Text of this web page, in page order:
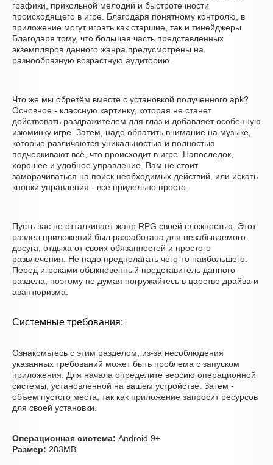
графики, прикольной мелодии и быстротечности
происходящего в игре. Благодаря понятному контролю, в
приложение могут играть как старшие, так и тинейджеры.
Благодаря тому, что большая часть представленных
экземпляров данного жанра предусмотрены на
разнообразную возрастную аудиторию.
Что же мы обретём вместе с установкой полученного apk?
Основное - классную картинку, которая не станет
действовать раздражителем для глаз и добавляет особенную
изюминку игре. Затем, надо обратить внимание на музыке,
которые различаются уникальностью и полностью
подчеркивают всё, что происходит в игре. Напоследок,
хорошее и удобное управление. Вам не стоит
заморачиваться на поиск необходимых действий, или искать
кнопки управления - всё придельно просто.
Пусть вас не отталкивает жанр RPG своей сложностью. Этот
раздел приложений был разработана для незабываемого
досуга, отдыха от своих обязанностей и простого
развлечения. Не надо предполагать чего-то наибольшего.
Перед игроками обыкновенный представитель данного
раздела, поэтому не думая погружайтесь в царство драйва и
авантюризма.
Системные требования:
Ознакомьтесь с этим разделом, из-за несоблюдения
указанных требований может быть проблема с запуском
приложения. Для начала определите версию операционной
системы, установленной на вашем устройстве. Затем -
объем пустого места, так как приложение запросит ресурсов
для своей установки.
Операционная система: Android 9+
Размер: 283MB